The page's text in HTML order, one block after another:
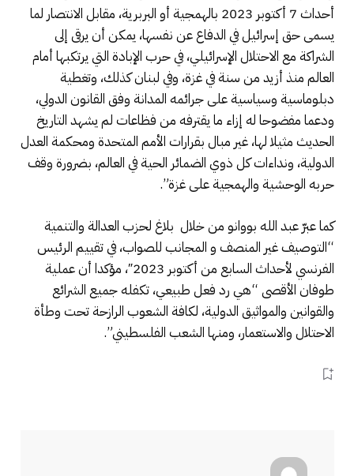
أحداث 7 أكتوبر 2023 بالهمجية أو البربرية، مقابل الانتصار لما
يسمى حق إسرائيل في الدفاع عن نفسها، يمكن أن يرقى إلى
الشراكة مع الاحتلال الإسرائيلي، في حرب الإبادة التي يرتكبها أمام
العالم منذ أزيد من سنة في غزة، وفي لبنان كذلك، وتغطية
دبلوماسية وسياسية على جرائمه المدانة وفق القانون الدولي،
ودعما مفضوحا له إزاء ما يقترفه من فظاعات لم يشهد التاريخ
الحديث مثيلا لها، غير مبال بقرارات الأمم المتحدة ومحكمة العدل
الدولية، ونداءات كل ذوي الضمائر الحية في العالم، بضرورة وقف
حربه الوحشية والهمجية على غزة”.
كما عبرّ عبد الله بووانو من خلال بلاغ لحزب العدالة والتنمية
“التوصيف غير المنصف و المجانب للصواب، في تقييم الرئيس
الفرنسي لأحداث السابع من أكتوبر 2023″، مؤكدا أن عملية
طوفان الأقصى “هي رد فعل طبيعي، تكفله جميع الشرائع
والقوانين والمواثيق الدولية، لكافة الشعوب الرازحة تحت وطأة
الاحتلال والاستعمار، ومنها الشعب الفلسطيني”.